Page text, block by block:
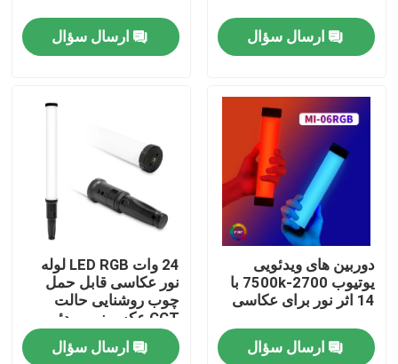
ویدیو
درباره ما
تور کارخانه
کنترل کیفیت
با ما تماس بگیرید
ارسال سؤال ارسال سؤال
دوربین های ویدئویی
یوتیوب 2700-7500k با
14 اثر نور برای عکاسی
ارسال سؤال
24 وات LED RGB لوله
نور عکاسی قابل حمل
چوب روشنایی حالت
CCT عکس نور ویدئو
ارسال سؤال